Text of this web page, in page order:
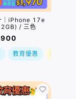
｜iPhone 17e
/ 三色
教育優惠 現折